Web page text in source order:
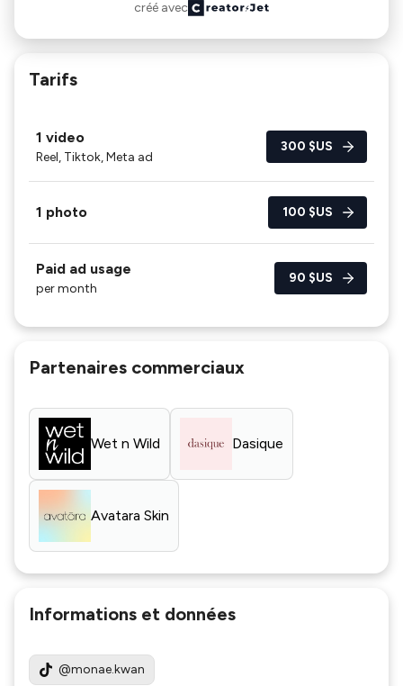
créé avec
Tarifs
1 video
Reel, Tiktok, Meta ad
300 $US
1 photo 100 $US
Paid ad usage
per month
90 $US
Partenaires commerciaux
Wet n Wild Dasique
Avatara Skin
Informations et données
@monae.kwan